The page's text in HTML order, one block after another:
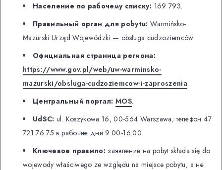
Население по рабочему списку: 169 793.
Правильный орган для pobytu: Warmińsko-
Mazurski Urząd Wojewódzki — obsługa cudzoziemców.
Официальная страница региона:
https://www.gov.pl/web/uw-warminsko-
mazurski/obsluga-cudzoziemcow-i-zaproszenia.
Центральный портал: MOS.
UdSC: ul. Koszykowa 16, 00-564 Warszawa; телефон 47
721 76 75 в рабочие дни 9:00-16:00.
Ключевое правило:заявление на pobyt składa się do
wojewody właściwego ze względu na miejsce pobytu, а не